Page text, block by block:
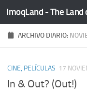
Saltar al contenido
ImoqLand - The Land
ARCHIVO DIARIO:
CINE, PELÍCULAS 17
In & Out? (Out!)